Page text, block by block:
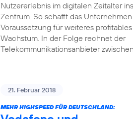
Nutzererlebnis im digitalen Zeitalter ins
Zentrum. So schafft das
Voraussetzung für weiteres profitables
Wachstum. In der Folge rechnet der
Telekommunikationsanbieter
21. Februar 2018
MEHR HIGHSPEED FÜR DEUTSCHLAND: